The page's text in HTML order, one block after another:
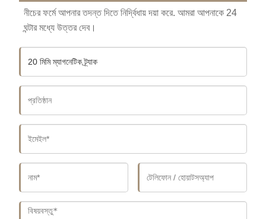
নীচের ফর্মে আপনার তদন্ত দিতে নির্দ্বিধায় দয়া করে. আমরা আপনাকে 24
ঘন্টার মধ্যে উত্তর দেব।